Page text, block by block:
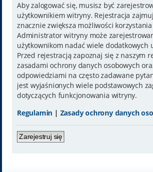
Aby zalogować się, musisz być
użytkownikiem witryny. Rejestracja
znacznie zwiększa możliwości
Administrator witryny może
użytkownikom nadać wiele dodatkowych
Przed rejestracją zapoznaj się z naszym
zasadami ochrony danych osobowych
odpowiedziami na często zadawane
jest wyjaśnionych wiele podstawowych
dotyczących funkcjonowania witryny.
Regulamin | Zasady ochrony danych
Zarejestruj się